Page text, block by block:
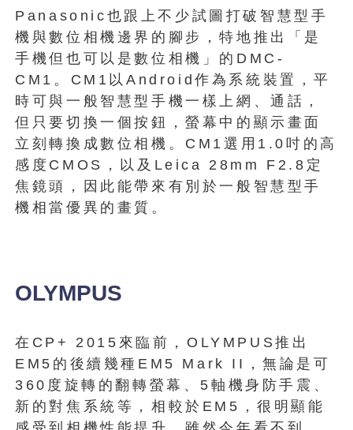
Panasonic也跟上不少試圖打破智慧型手
機與數位相機邊界的腳步，特地推出「是
手機但也可以是數位相機」的DMC-
CM1。CM1以Android作為系統裝置，平
時可與一般智慧型手機一樣上網、通話，
但只要切換一個按鈕，螢幕中的顯示畫面
立刻轉換成數位相機。CM1選用1.0吋的高
感度CMOS，以及Leica 28mm F2.8定
焦鏡頭，因此能帶來有別於一般智慧型手
機相當優異的畫質。
OLYMPUS
在CP+ 2015來臨前，OLYMPUS推出
EM5的後續幾種EM5 Mark II，無論是可
360度旋轉的翻轉螢幕、5軸機身防手震、
新的對焦系統等，相較於EM5，很明顯能